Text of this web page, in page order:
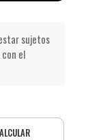
sujetos
el